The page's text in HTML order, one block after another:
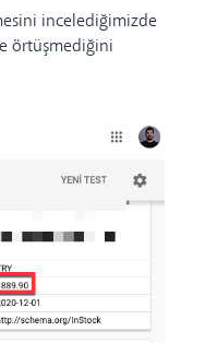
incelediğimizde
örtüşmediğini